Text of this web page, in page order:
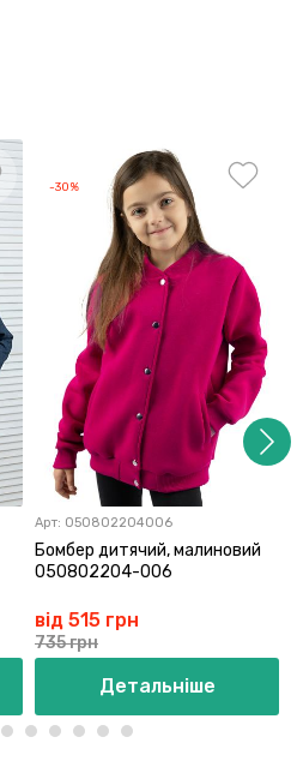
-30%
Арт: 050802204006
Бомбер дитячий, малиновий
050802204-006
від 515 грн
735 грн
Детальніше